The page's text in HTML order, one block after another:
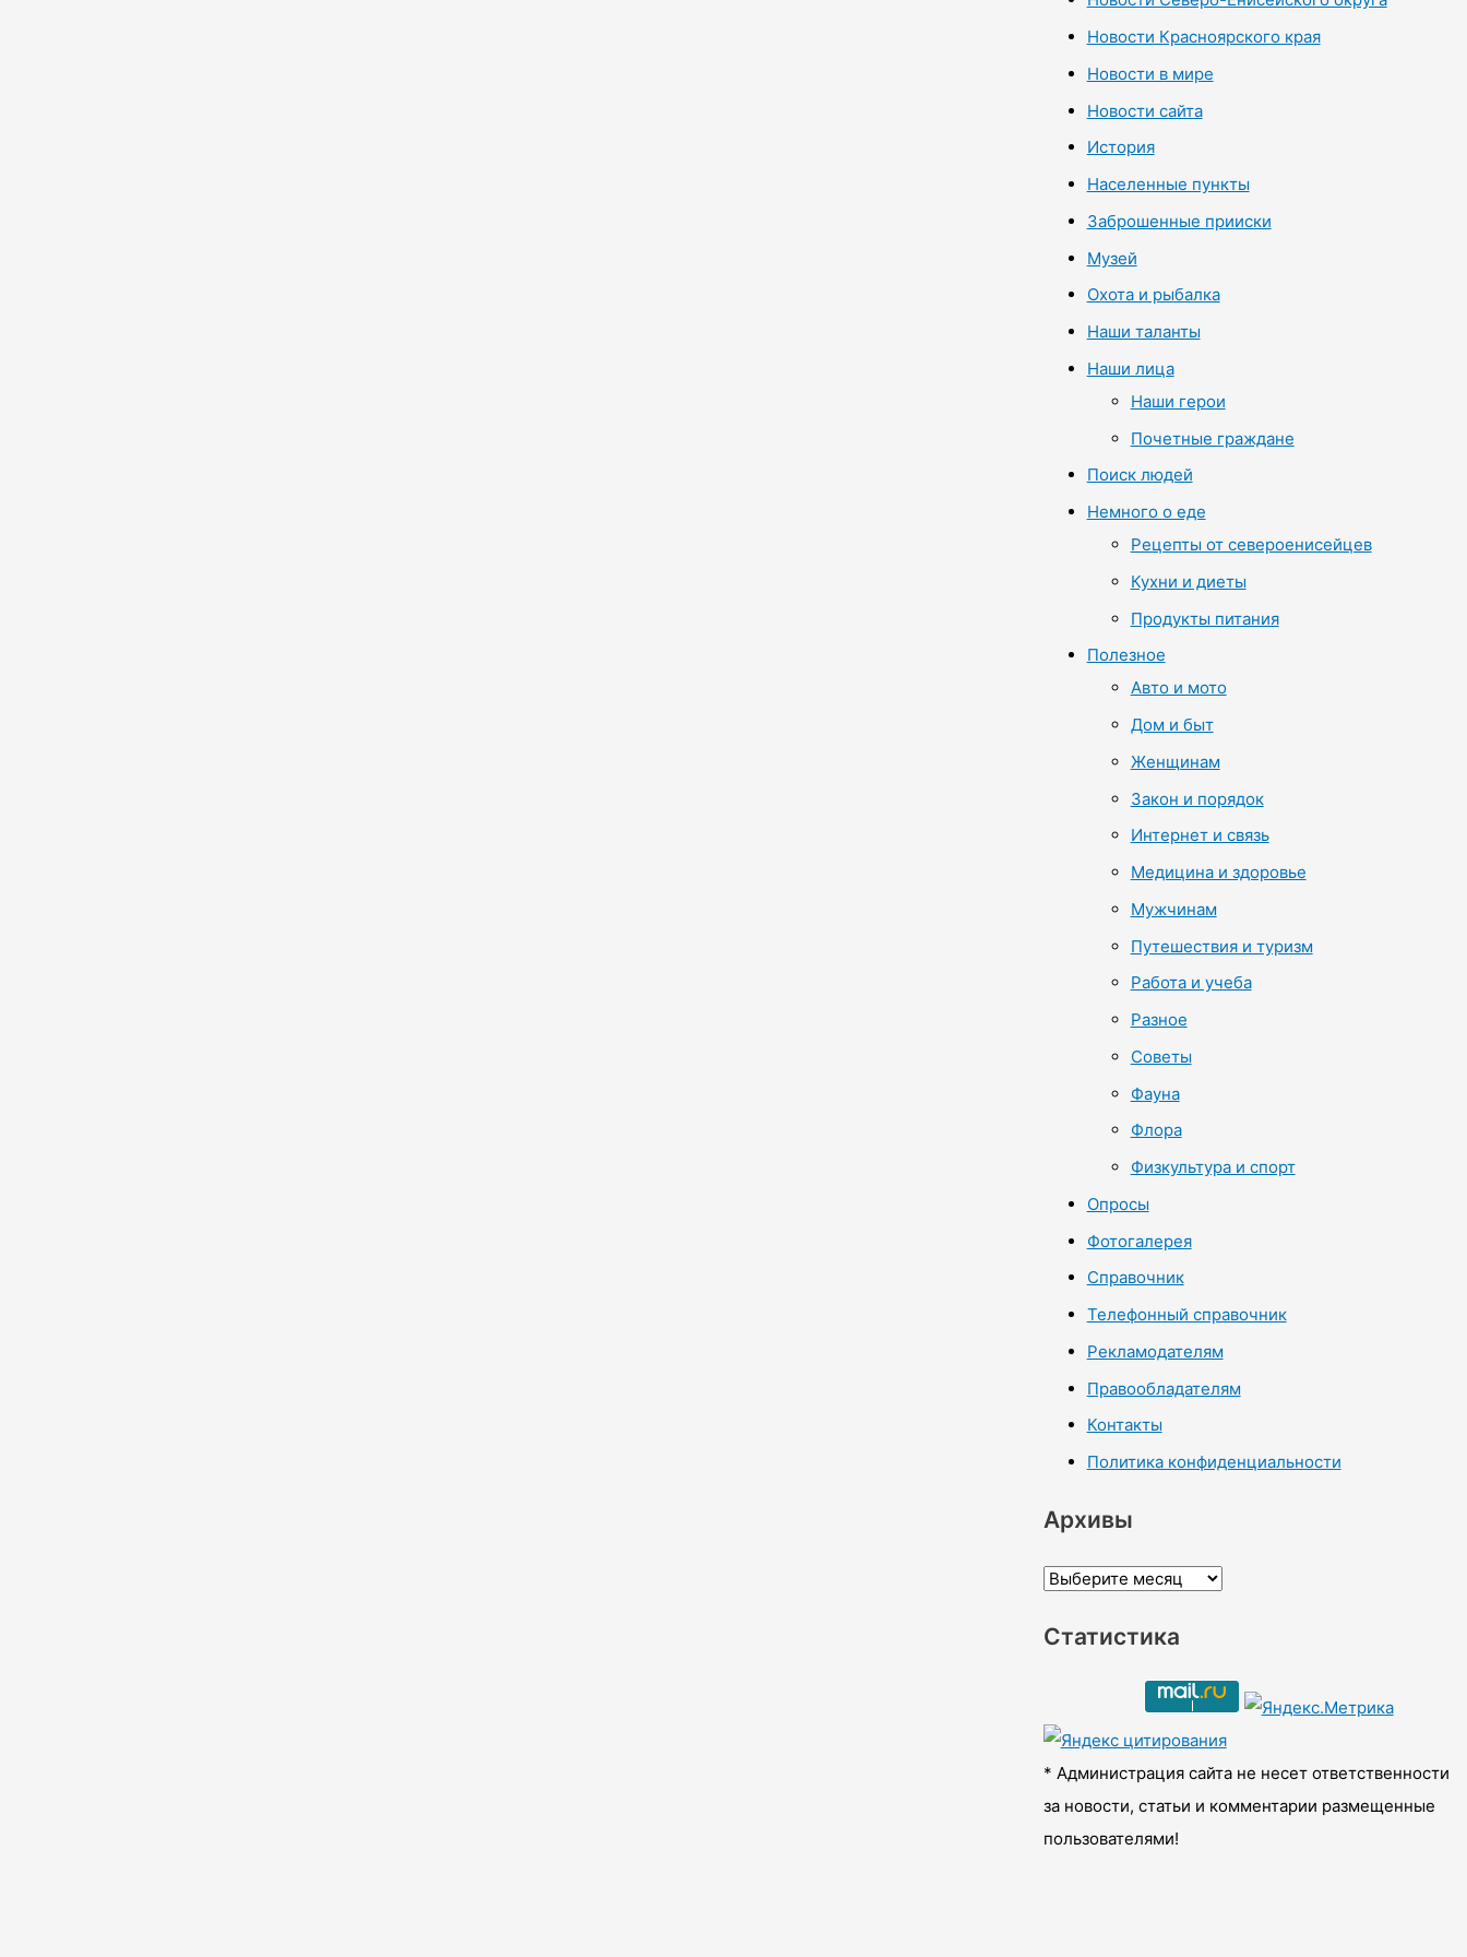
Новости Красноярского края
Новости в мире
Новости сайта
История
Населенные пункты
Заброшенные прииски
Музей
Охота и рыбалка
Наши таланты
Наши лица
Наши герои
Почетные граждане
Поиск людей
Немного о еде
Рецепты от североенисейцев
Кухни и диеты
Продукты питания
Полезное
Авто и мото
Дом и быт
Женщинам
Закон и порядок
Интернет и связь
Медицина и здоровье
Мужчинам
Путешествия и туризм
Работа и учеба
Разное
Советы
Фауна
Флора
Физкультура и спорт
Опросы
Фотогалерея
Справочник
Телефонный справочник
Рекламодателям
Правообладателям
Контакты
Политика конфиденциальности
Архивы
А
х
ы
Статистика
* Администрация сайта не несет ответственности
за новости, статьи и комментарии размещенные
пользователями!